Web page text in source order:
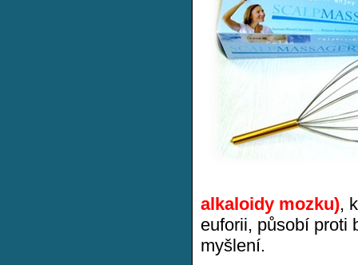
alkaloidy mozku),
euforii, působí proti
myšlení.